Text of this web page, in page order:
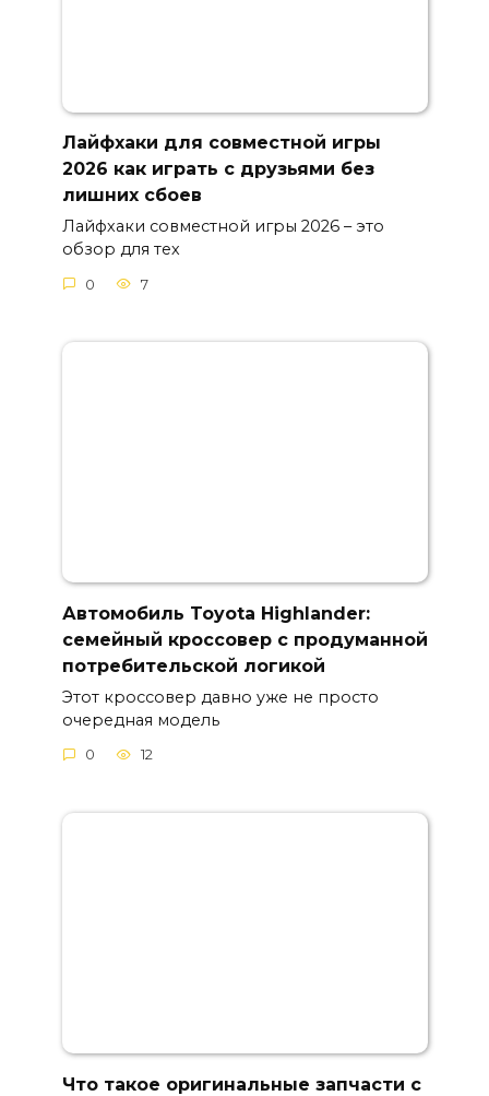
Лайфхаки для совместной игры
2026 как играть с друзьями без
лишних сбоев
Лайфхаки совместной игры 2026 – это
обзор для тех
0 7
Автомобиль Toyota Highlander:
семейный кроссовер с продуманной
потребительской логикой
Этот кроссовер давно уже не просто
очередная модель
0 12
Что такое оригинальные запчасти с